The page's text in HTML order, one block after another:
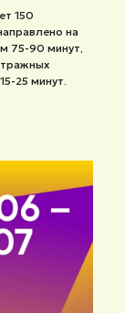
150
на
75-90 минут,
25 минут.